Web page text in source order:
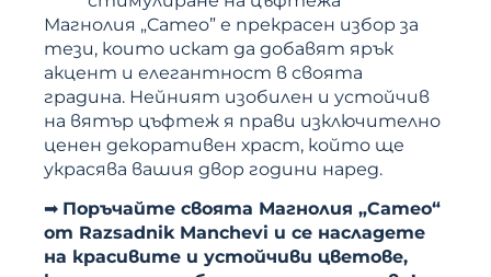
Магнолия „Cameo” е прекрасен избор за
тези, които искат да добавят ярък
акцент и елегантност в своята
градина. Нейният изобилен и устойчив
на вятър цъфтеж я прави изключително
ценен декоративен храст, който ще
украсява вашия двор години наред.
➡ Поръчайте своята Магнолия „Cameo“
от Razsadnik Manchevi и се насладете
на красивите и устойчиви цветове,